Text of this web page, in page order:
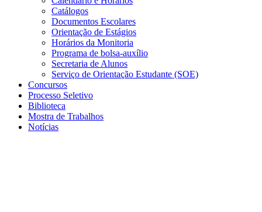
Catálogos
Documentos Escolares
Orientação de Estágios
Horários da Monitoria
Programa de bolsa-auxílio
Secretaria de Alunos
Serviço de Orientação Estudante (SOE)
Concursos
Processo Seletivo
Biblioteca
Mostra de Trabalhos
Notícias